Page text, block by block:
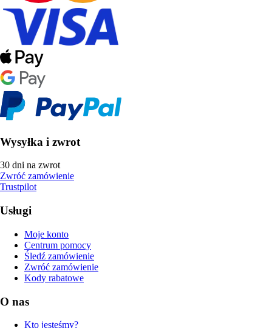
Wysyłka i zwrot
30 dni na zwrot
Zwróć zamówienie
Trustpilot
Usługi
Moje konto
Centrum pomocy
Śledź zamówienie
Zwróć zamówienie
Kody rabatowe
O nas
Kto jesteśmy?